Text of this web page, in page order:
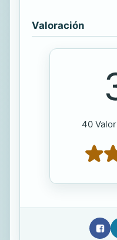
Valoración
40